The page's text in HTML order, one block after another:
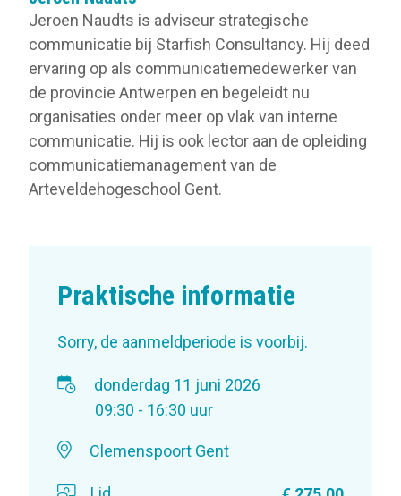
Jeroen Naudts is adviseur strategische
communicatie bij Starfish Consultancy. Hij deed
ervaring op als communicatiemedewerker van
de provincie Antwerpen en begeleidt nu
organisaties onder meer op vlak van interne
communicatie. Hij is ook lector aan de opleiding
communicatiemanagement van de
Arteveldehogeschool Gent.
Praktische informatie
Sorry, de aanmeldperiode is voorbij.
donderdag 11 juni 2026
09:30 - 16:30 uur
Clemenspoort Gent